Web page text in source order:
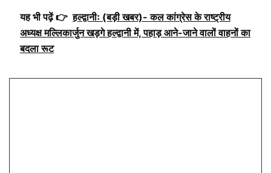
यह भी पढ़ें 👉 हल्द्वानीः (बड़ी खबर)- कल कांग्रेस के राष्ट्रीय
अध्यक्ष मल्लिकार्जुन खड़गे हल्द्वानी में, पहाड़ आने-जाने वालों वाहनों का
बदला रूट